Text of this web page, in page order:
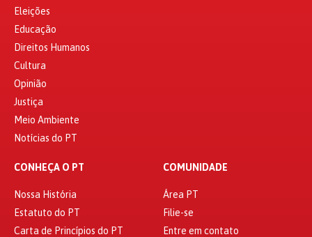
Eleições
Educação
Direitos Humanos
Cultura
Opinião
Justiça
Meio Ambiente
Notícias do PT
CONHEÇA O PT
Nossa História
Estatuto do PT
Carta de Princípios do PT
COMUNIDADE
Área PT
Filie-se
Entre em contato